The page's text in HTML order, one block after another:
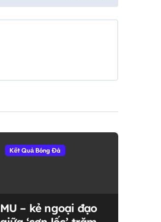
Kết Quả Bóng Đá
MU – kẻ ngoại đạo